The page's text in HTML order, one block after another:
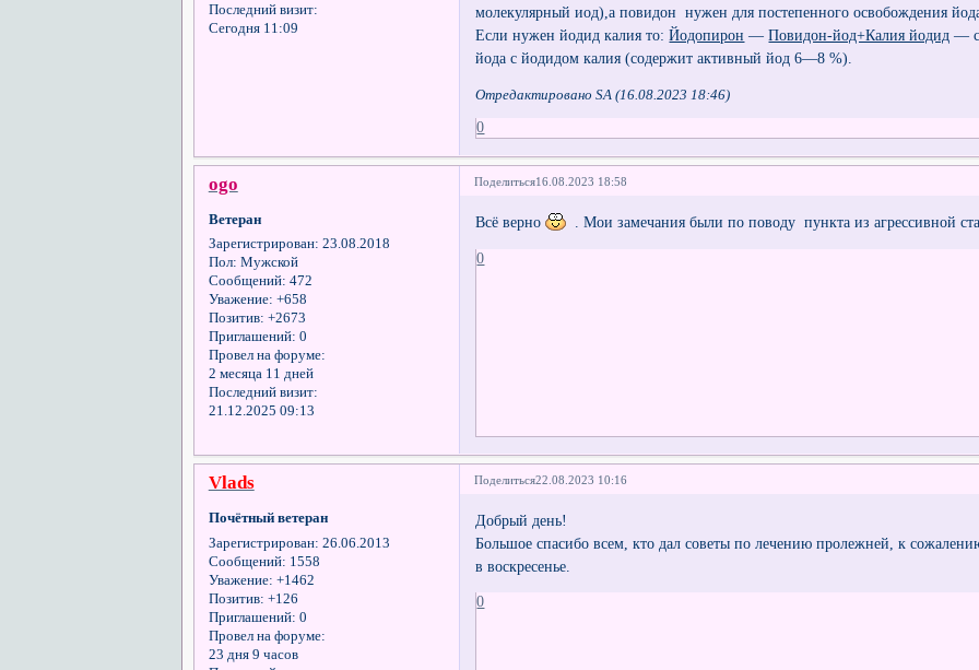
Последний визит:
Сегодня 11:09
молекулярный иод),а повидон нужен для постепенного освобождения
Если нужен йодид калия то:Йодопирон —Повидон-йод+Калия йодид —
йода с йодидом калия (содержит активный йод 6—8 %).
Отредактировано SA (16.08.2023 18:46)
0
Поделиться16.08.2023 18:58
ogo
Ветеран
Зарегистрирован: 23.08.2018
Пол: Мужской
Сообщений: 472
Уважение: +658
Позитив: +2673
Приглашений: 0
Провел на форуме:
2 месяца 11 дней
Последний визит:
21.12.2025 09:13
Всё верно . Мои замечания были по поводу пункта из агрессивной
0
Поделиться22.08.2023 10:16
Vlads
Почётный ветеран
Зарегистрирован: 26.06.2013
Сообщений: 1558
Уважение: +1462
Позитив: +126
Приглашений: 0
Провел на форуме:
23 дня 9 часов
Добрый день!
Большое спасибо всем, кто дал советы по лечению пролежней, к
в воскресенье.
0